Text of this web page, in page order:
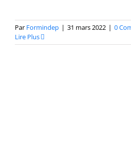
Par Formindep | 31 mars 2022 | 0
Lire Plus